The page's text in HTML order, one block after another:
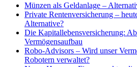
Münzen als Geldanlage –
Private Rentenversicherung –
Alternative?
Die Kapitallebensversicherung:
Vermögensaufbau
Robo-Advisors – Wird unser
Robotern verwaltet?